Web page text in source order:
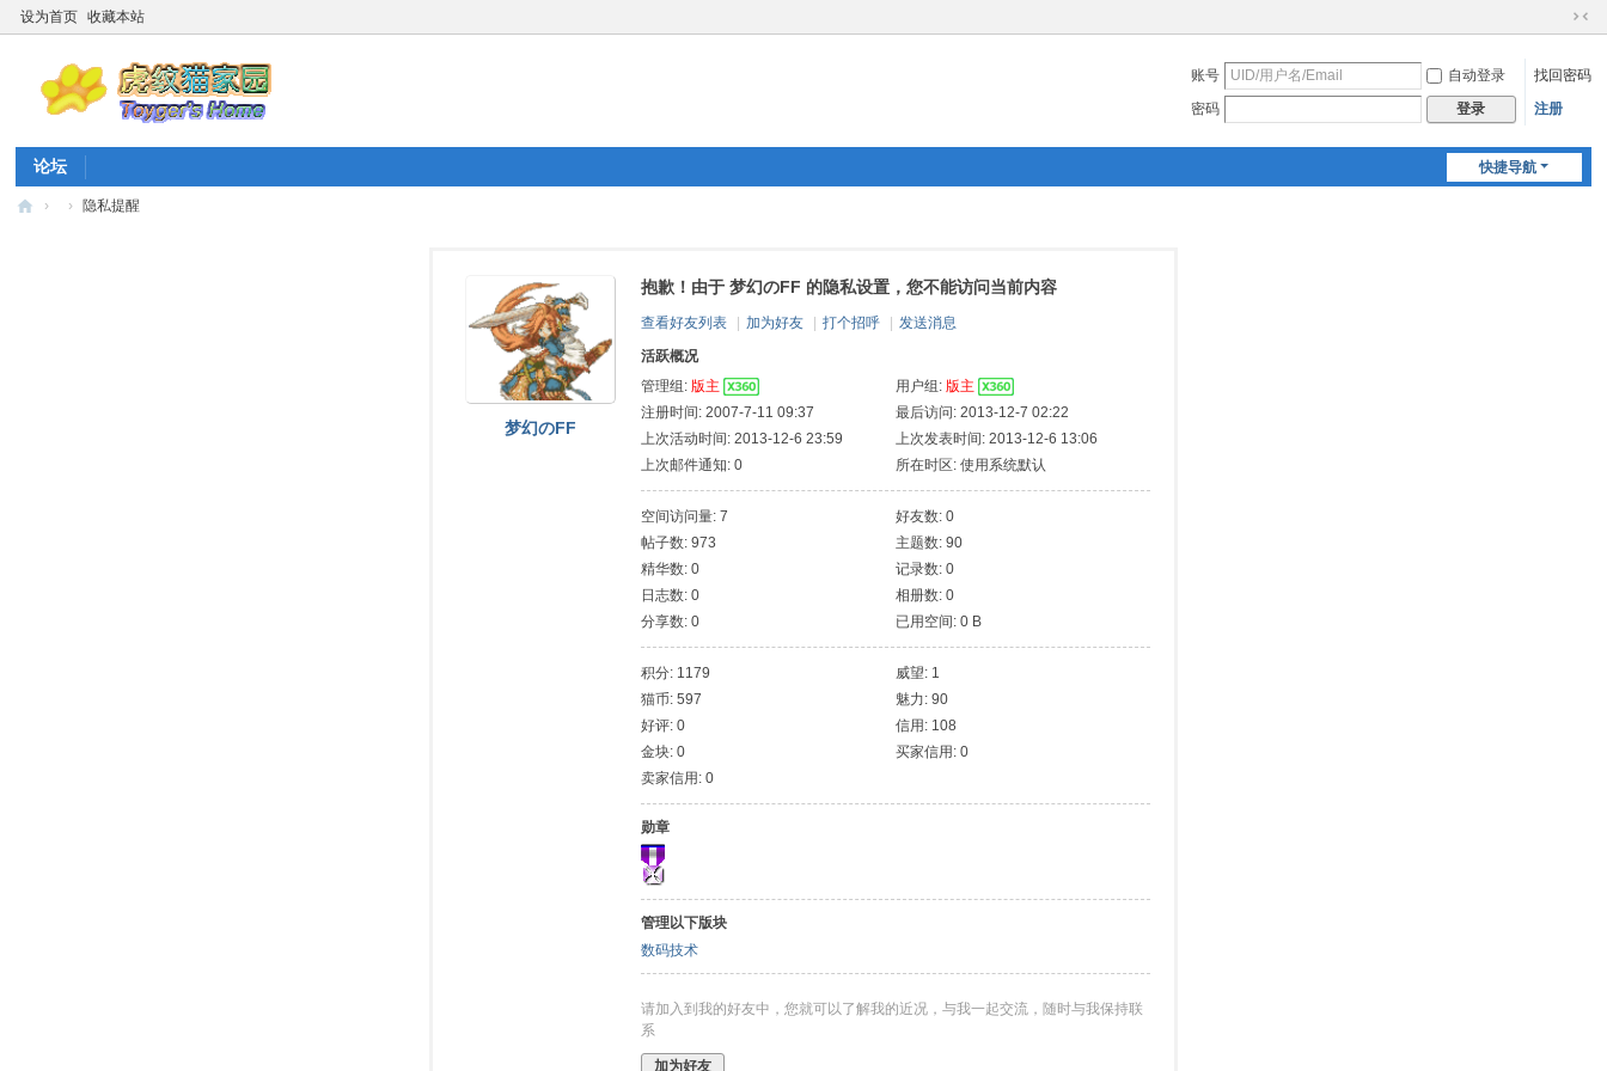
设为首页 收藏本站
切
到
账号 自动登录
找回密码
密码
登录 注册
快捷导航
论坛
› › 隐私提醒
梦幻のFF
抱歉！由于 梦幻のFF 的隐私设置，您不能访问当前内容
查看好友列表 加为好友 打个招呼
发送消息
活跃概况
管理组: 版主 用户组: 版主
注册时间: 2007-7-11 09:37
最后访问: 2013-12-7 02:22
上次活动时间: 2013-12-6 23:59
上次发表时间: 2013-12-6 13:06
上次邮件通知: 0
所在时区: 使用系统默认
空间访问量: 7
好友数: 0
帖子数: 973
主题数: 90
精华数: 0
记录数: 0
日志数: 0
相册数: 0
分享数: 0
已用空间: 0 B
积分: 1179
威望: 1
猫币: 597
魅力: 90
好评: 0
信用: 108
金块: 0
买家信用: 0
卖家信用: 0
勋章
管理以下版块
数码技术
请加入到我的好友中，您就可以了解我的近况，与我一起交流，随时与我保持联
系
加为好友